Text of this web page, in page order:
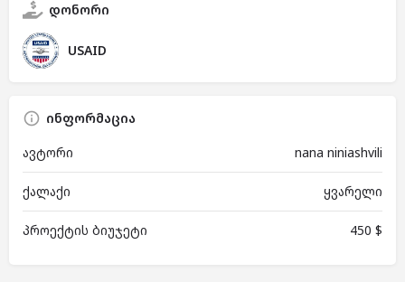
დონორი
USAID
ინფორმაცია
ავტორი
nana niniashvili
ქალაქი ყვარელი
პროექტის ბიუჯეტი 450 $